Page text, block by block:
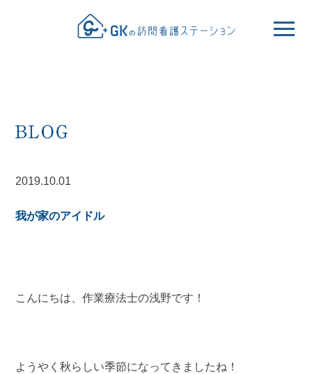
2019.10.01
我が家のアイドル
こんにちは、作業療法士の浅野です！
ようやく秋らしい季節になってきましたね！